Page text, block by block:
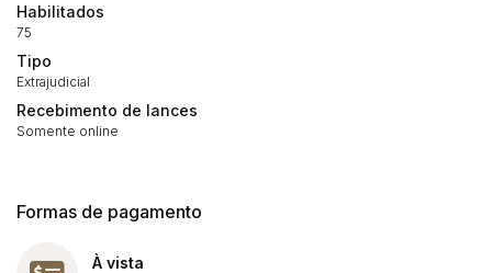
Habilitados
75
Tipo
Extrajudicial
Recebimento de lances
Somente online
Formas de pagamento
À vista